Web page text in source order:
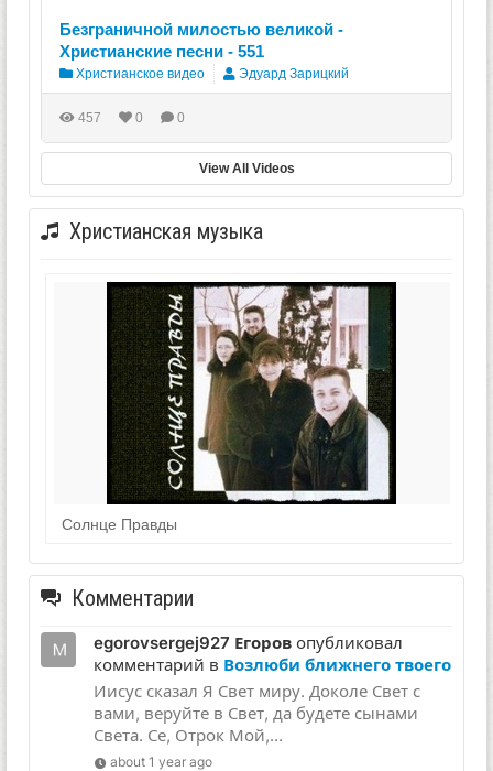
Безграничной милостью великой -
Христианские песни - 551
Христианское видео Эдуард Зарицкий
457 0 0
View All Videos
Христианская музыка
Солнце Правды
Комментарии
egorovsergej927 Егоров опубликовал
комментарий в Возлюби ближнего твоего
Иисус сказал Я Свет миру. Доколе Свет с
вами, веруйте в Свет, да будете сынами
Света. Се, Отрок Мой,...
about 1 year ago